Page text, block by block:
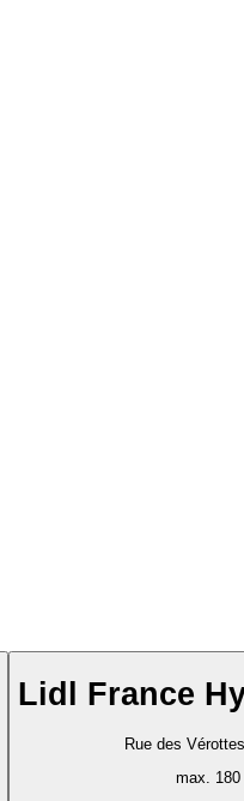
Lidl France
Rue des
max. 180